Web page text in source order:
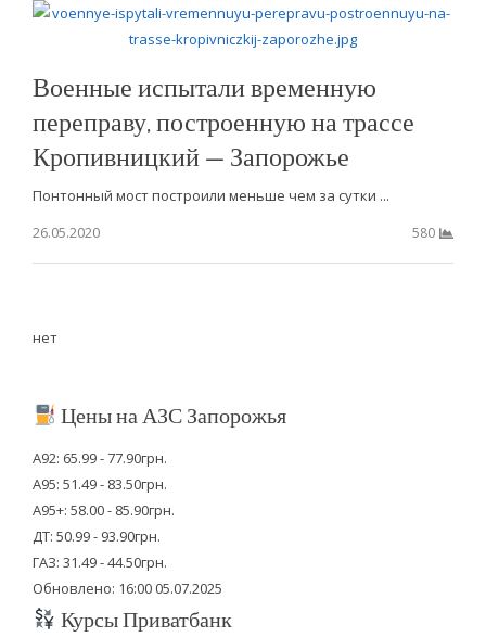
Военные испытали временную
переправу, построенную на трассе
Кропивницкий — Запорожье
Понтонный мост построили меньше чем за сутки ...
26.05.2020
580
нет
Цены на АЗС Запорожья
А92: 65.99 - 77.90грн.
А95: 51.49 - 83.50грн.
А95+: 58.00 - 85.90грн.
ДТ: 50.99 - 93.90грн.
ГАЗ: 31.49 - 44.50грн.
Обновлено: 16:00 05.07.2025
Курсы Приватбанк